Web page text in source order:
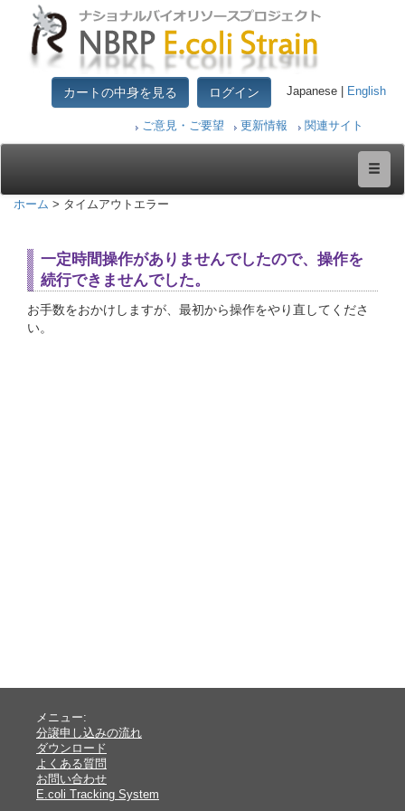
カートの中身を見る ログイン Japanese | English
ご意見・ご要望 更新情報 関連サイト
ホーム > タイムアウトエラー
一定時間操作がありませんでしたので、操作を
続行できませんでした。
お手数をおかけしますが、最初から操作をやり直してくださ
い。
メニュー:
分譲申し込みの流れ
ダウンロード
よくある質問
お問い合わせ
E.coli Tracking System